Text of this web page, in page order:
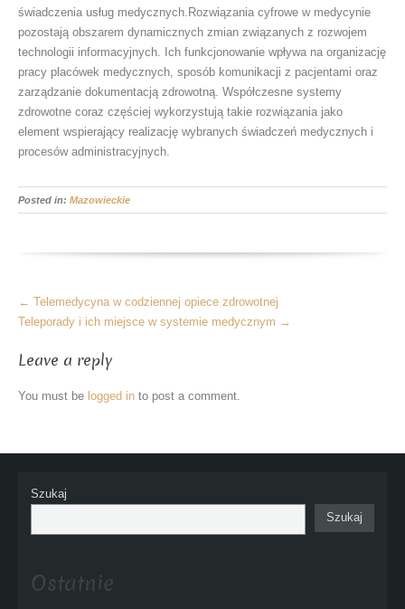
świadczenia usług medycznych.Rozwiązania cyfrowe w medycynie
pozostają obszarem dynamicznych zmian związanych z rozwojem
technologii informacyjnych. Ich funkcjonowanie wpływa na organizację
pracy placówek medycznych, sposób komunikacji z pacjentami oraz
zarządzanie dokumentacją zdrowotną. Współczesne systemy
zdrowotne coraz częściej wykorzystują takie rozwiązania jako
element wspierający realizację wybranych świadczeń medycznych i
procesów administracyjnych.
Posted in: Mazowieckie
More
Articles
← Telemedycyna w codziennej opiece zdrowotnej
Teleporady i ich miejsce w systemie medycznym →
Leave a reply
You must be logged in to post a comment.
Szukaj
Szukaj
Ostatnie